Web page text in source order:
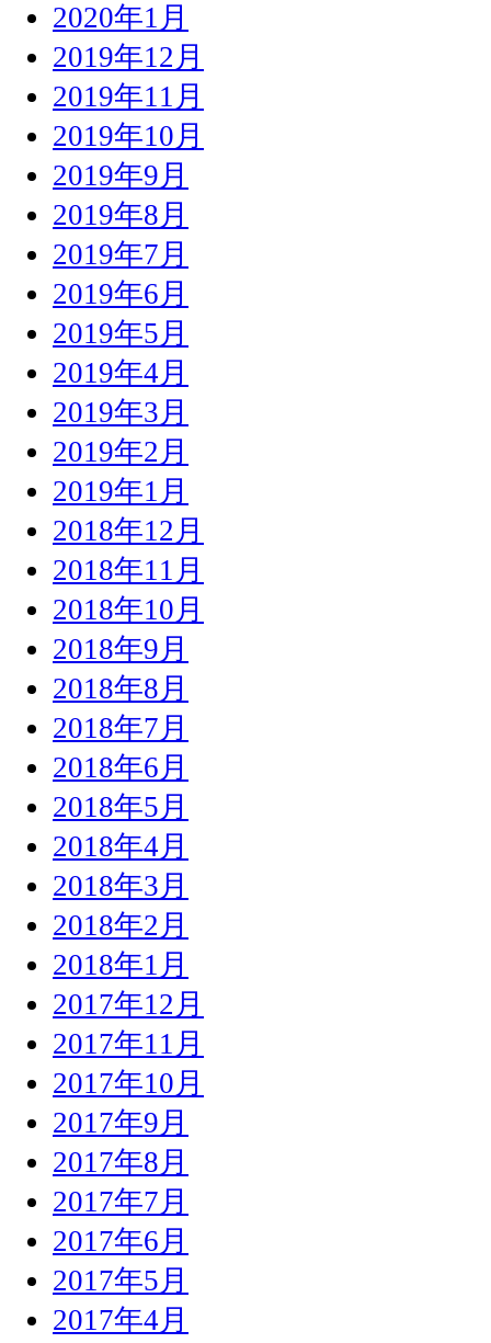
2020年1月
2019年12月
2019年11月
2019年10月
2019年9月
2019年8月
2019年7月
2019年6月
2019年5月
2019年4月
2019年3月
2019年2月
2019年1月
2018年12月
2018年11月
2018年10月
2018年9月
2018年8月
2018年7月
2018年6月
2018年5月
2018年4月
2018年3月
2018年2月
2018年1月
2017年12月
2017年11月
2017年10月
2017年9月
2017年8月
2017年7月
2017年6月
2017年5月
2017年4月